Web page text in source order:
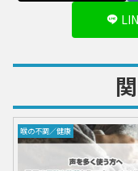
喉の不調／健康